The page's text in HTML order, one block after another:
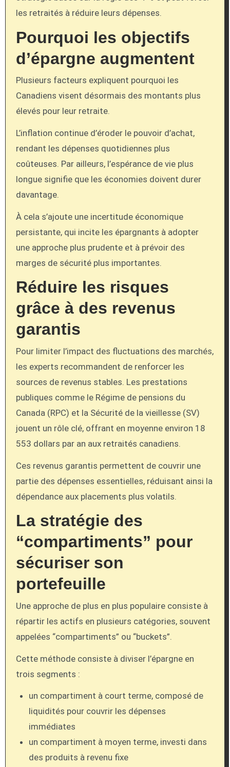
les retraités à réduire leurs dépenses.
Pourquoi les objectifs
d’épargne augmentent
Plusieurs facteurs expliquent pourquoi les
Canadiens visent désormais des montants plus
élevés pour leur retraite.
L’inflation continue d’éroder le pouvoir d’achat,
rendant les dépenses quotidiennes plus
coûteuses. Par ailleurs, l’espérance de vie plus
longue signifie que les économies doivent durer
davantage.
À cela s’ajoute une incertitude économique
persistante, qui incite les épargnants à adopter
une approche plus prudente et à prévoir des
marges de sécurité plus importantes.
Réduire les risques
grâce à des revenus
garantis
Pour limiter l’impact des fluctuations des marchés,
les experts recommandent de renforcer les
sources de revenus stables. Les prestations
publiques comme le Régime de pensions du
Canada (RPC) et la Sécurité de la vieillesse (SV)
jouent un rôle clé, offrant en moyenne environ 18
553 dollars par an aux retraités canadiens.
Ces revenus garantis permettent de couvrir une
partie des dépenses essentielles, réduisant ainsi la
dépendance aux placements plus volatils.
La stratégie des
“compartiments” pour
sécuriser son
portefeuille
Une approche de plus en plus populaire consiste à
répartir les actifs en plusieurs catégories, souvent
appelées “compartiments” ou “buckets”.
Cette méthode consiste à diviser l’épargne en
trois segments :
un compartiment à court terme, composé de
liquidités pour couvrir les dépenses
immédiates
un compartiment à moyen terme, investi dans
des produits à revenu fixe